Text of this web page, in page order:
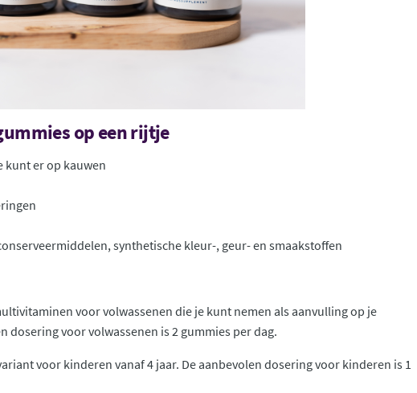
op een rijtje
kunt er op kauwen
synthetische kleur-, geur- en smaakstoffen
voor volwassenen die je kunt nemen als aanvulling op je
dosering voor volwassenen is 2 gummies per dag.
voor kinderen vanaf 4 jaar. De aanbevolen dosering voor kinderen is 1